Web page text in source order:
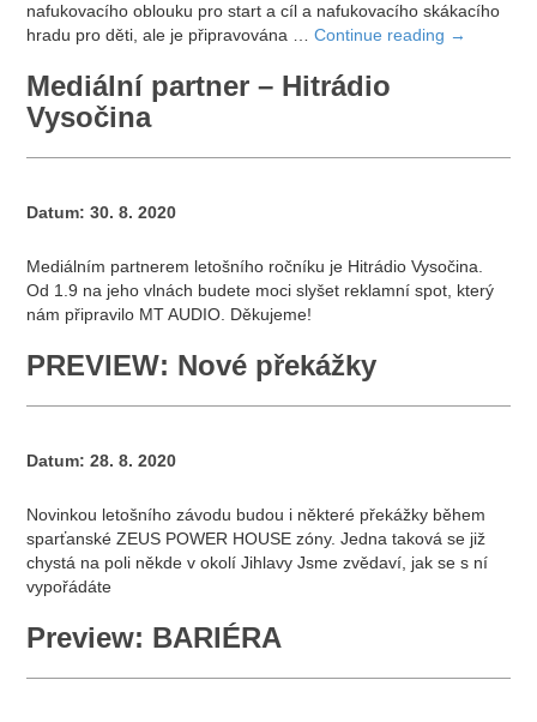
nafukovacího oblouku pro start a cíl a nafukovacího skákacího
hradu pro děti, ale je připravována …Continue reading →
Mediální partner – Hitrádio
Vysočina
Datum: 30. 8. 2020
Mediálním partnerem letošního ročníku je Hitrádio Vysočina.
Od 1.9 na jeho vlnách budete moci slyšet reklamní spot, který
nám připravilo MT AUDIO. Děkujeme!
PREVIEW: Nové překážky
Datum: 28. 8. 2020
Novinkou letošního závodu budou i některé překážky během
sparťanské ZEUS POWER HOUSE zóny. Jedna taková se již
chystá na poli někde v okolí Jihlavy Jsme zvědaví, jak se s ní
vypořádáte
Preview: BARIÉRA